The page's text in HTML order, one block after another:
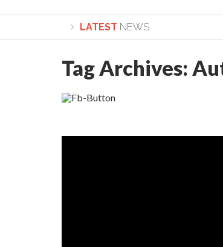
LATEST NEWS
Lepădarea de sine și urmarea lui
Tag Archives: